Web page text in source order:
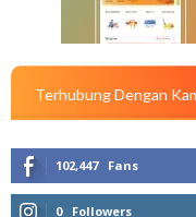
Terhubung Dengan
102,447 Fans
0 Followers